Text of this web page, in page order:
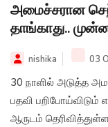
அமைச்சரான
தாங்காது..
nishika 03
30 நாளில் அடுத்த
பதவி
ஆருடம்